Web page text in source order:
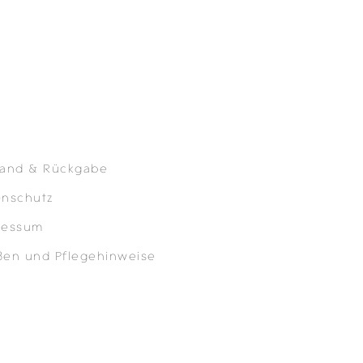
& Rückgabe
und Pflegehinweise